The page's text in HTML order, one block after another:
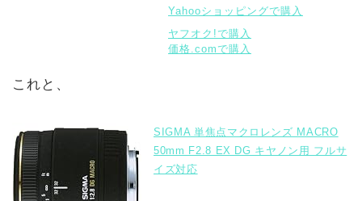
Yahooショッピングで購入
ヤフオク!で購入
価格.comで購入
これと、
SIGMA 単焦点マクロレンズ MACRO
50mm F2.8 EX DG キヤノン用 フルサ
イズ対応